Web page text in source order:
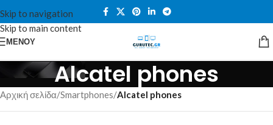
Skip to navigation
Skip to main content
ΜΕΝΟΎ
Alcatel phones
Αρχική σελίδα/Smartphones/Alcatel phones